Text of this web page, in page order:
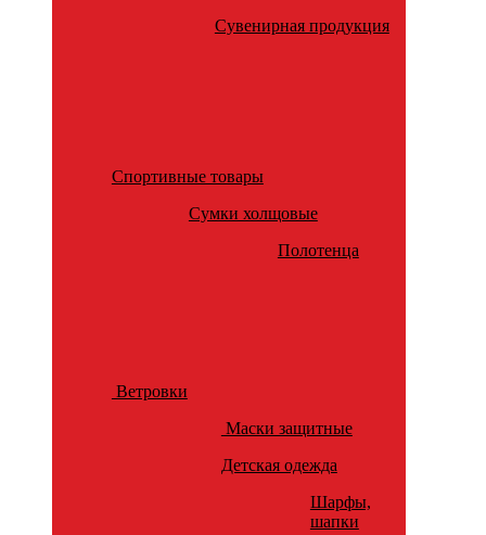
Сувенирная продукция
Спортивные товары
Сумки холщовые
Полотенца
Ветровки
Маски защитные
Детская одежда
Шарфы,
шапки